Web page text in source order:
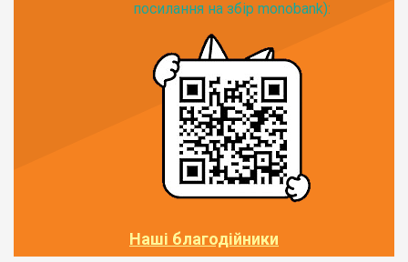
посилання на збір monobank):
Наші благодійники